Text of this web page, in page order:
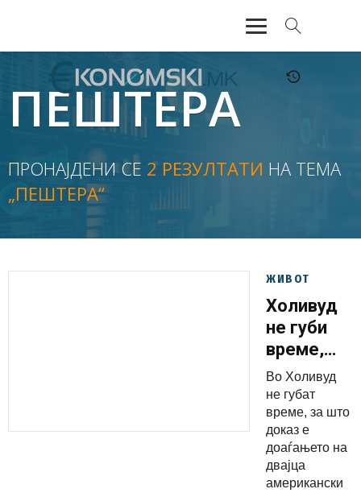
АКТУЕЛНО
ЕКОНОМИЈА
ФИНАНСИИ
БАНКАРСТВО
ЖИВОТ
ПЕШТЕРА
ПРОНАЈДЕНИ СЕ 2 РЕЗУЛТАТИ НА ТЕМА
„ПЕШТЕРА“
ЖИВОТ
Холивуд
не губи
време,
филм за
на
деца
Во Холивуд
не губат
време, за што
доказ е
доаѓањето на
двајца
американски